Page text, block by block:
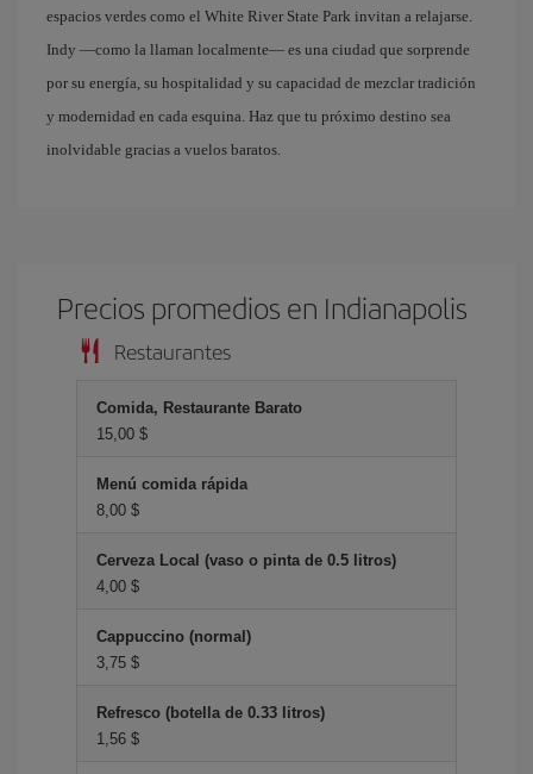
espacios verdes como el White River State Park invitan a relajarse.
Indy —como la llaman localmente— es una ciudad que sorprende
por su energía, su hospitalidad y su capacidad de mezclar tradición
y modernidad en cada esquina. Haz que tu próximo destino sea
inolvidable gracias a vuelos baratos.
Precios promedios en Indianapolis
Restaurantes
Comida, Restaurante Barato
15,00 $
Menú comida rápida
8,00 $
Cerveza Local (vaso o pinta de 0.5 litros)
4,00 $
Cappuccino (normal)
3,75 $
Refresco (botella de 0.33 litros)
1,56 $